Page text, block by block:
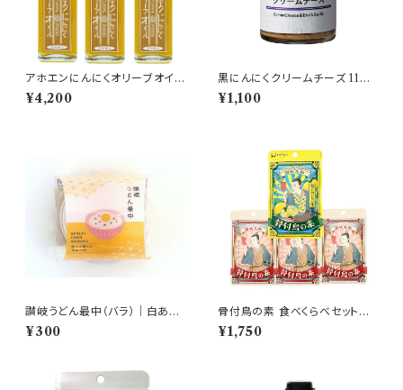
アホエンにんにくオリーブオイル
115ｍl 3本セット 香川県産 無
添加
¥4,200
黒にんにくクリームチーズ 110g
｜自然風土｜おつまみ・ワイン
に合うスプレッド 北海道産チー
¥1,100
讃岐うどん最中（バラ）｜白あん
最中｜香川らしい遊び心のある
和菓子
¥300
骨付鳥の素 食べくらべセット
骨付鳥の素 瀬戸内レモン味 30
g×１ 骨付鳥の素オリジナル味
¥1,750